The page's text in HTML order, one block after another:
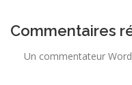
Commentaires
Un commentateur